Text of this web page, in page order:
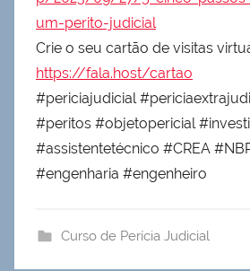
um-perito-judicial
Crie o seu cartão de visitas
https://fala.host/cartao
#periciajudicial
#peritos #objetopericial
#assistentetécnico #CREA
#engenharia #engenheiro
Curso de Perícia Judicial